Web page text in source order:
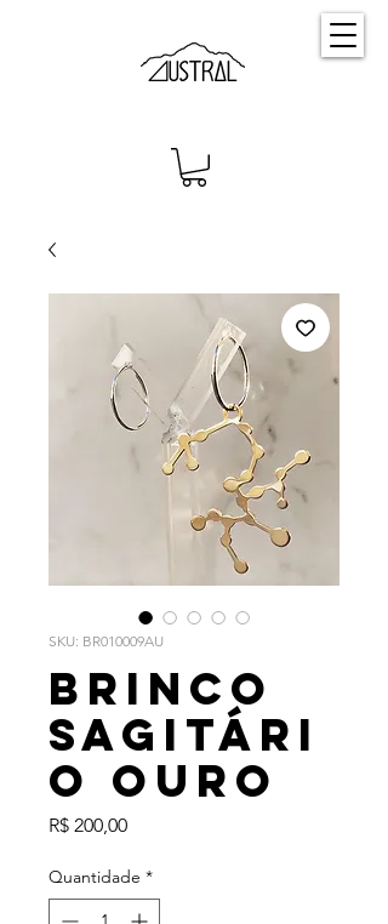
SKU: BR010009AU
Brinco
Sagitári
o Ouro
R$ 200,00Preço
Quantidade *